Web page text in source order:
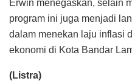
Erwin menegaskan, selain
program ini juga menjadi
dalam menekan laju inflasi
ekonomi di Kota Bandar
(Listra)